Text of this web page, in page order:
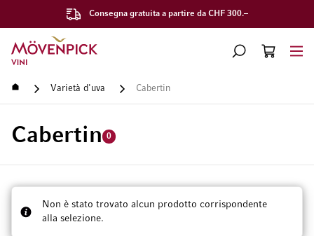
Consegna gratuita a partire da CHF 300.–
Vai alla Home Page
CERCA
CART
Home Varietà d'uva Cabertin
Cabertin 0
Non è stato trovato alcun prodotto corrispondente
alla selezione.